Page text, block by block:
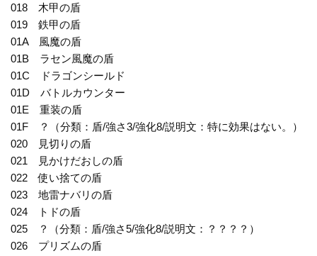
018 木甲の盾
019 鉄甲の盾
01A 風魔の盾
01B ラセン風魔の盾
01C ドラゴンシールド
01D バトルカウンター
01E 重装の盾
01F ？（分類：盾/強さ3/強化8/説明文：特に効果はない。）
020 見切りの盾
021 見かけだおしの盾
022 使い捨ての盾
023 地雷ナバリの盾
024 トドの盾
025 ？（分類：盾/強さ5/強化8/説明文：？？？？）
026 プリズムの盾